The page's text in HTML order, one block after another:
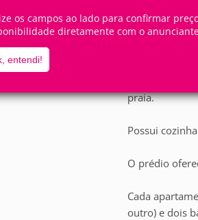
os campos ao lado para confirmar
diretamente com o
entendi!
O
ideal para a
praia.
Possui
O prédio
Cada
outro) e dois